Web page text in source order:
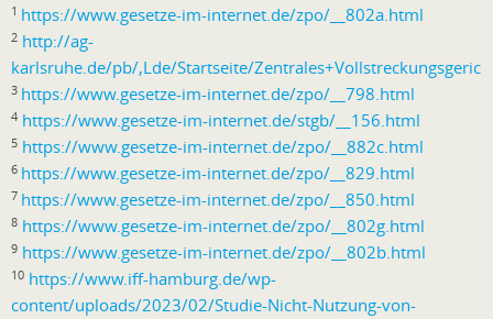
1 https://www.gesetze-im-internet.de/zpo/__802a.html
2 http://ag-
karlsruhe.de/pb/,Lde/Startseite/
3 https://www.gesetze-im-internet.de/zpo/__798.html
4 https://www.gesetze-im-internet.de/stgb/__156.html
5 https://www.gesetze-im-internet.de/zpo/__882c.html
6 https://www.gesetze-im-internet.de/zpo/__829.html
7 https://www.gesetze-im-internet.de/zpo/__850.html
8 https://www.gesetze-im-internet.de/zpo/__802g.html
9 https://www.gesetze-im-internet.de/zpo/__802b.html
10 https://www.iff-hamburg.de/wp-
content/uploads/2023/02/Studie-Nicht-Nutzung-von-